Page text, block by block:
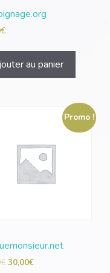
€
au panier
Promo !
€ 30,00€